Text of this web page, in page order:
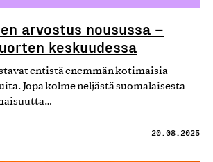
arvostus nousussa –
keskuudessa
entistä enemmän kotimaisia
Jopa kolme neljästä suomalaisesta
20.08.2025